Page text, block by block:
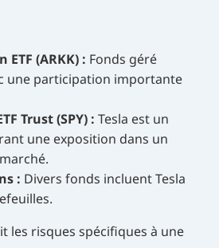
(ARKK) : Fonds géré
une participation importante
Trust (SPY) : Tesla est un
une exposition dans un
: Divers fonds incluent Tesla
les risques spécifiques à une